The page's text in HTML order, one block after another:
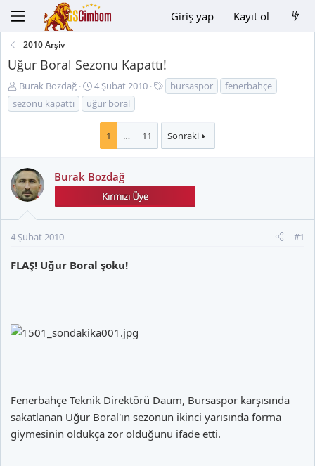
Giriş yap Kayıt ol
2010 Arşiv
Uğur Boral Sezonu Kapattı!
K
o
n
B
a
ş
t
n
Burak Bozdağ
B
a
ş
ı
t
h
4 Şubat 2010
t
e
e
bursaspor
fenerbahçe
sezonu kapattı
uğur boral
1 … 11 Sonraki
Burak Bozdağ
4 Şubat 2010 #1
FLAŞ! Uğur Boral şoku!
Fenerbahçe Teknik Direktörü Daum, Bursaspor karşısında
sakatlanan Uğur Boral'ın sezonun ikinci yarısında forma
giymesinin oldukça zor olduğunu ifade etti.